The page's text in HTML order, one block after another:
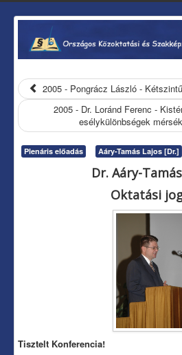
2005 - Pongrácz László -
2005 - Dr. Loránd Ferenc -
esélykülönbségek
Plenáris előadás Aáry-Tamás Lajos [Dr.]
Dr. Aáry-
Oktatási
Tisztelt Konferencia!